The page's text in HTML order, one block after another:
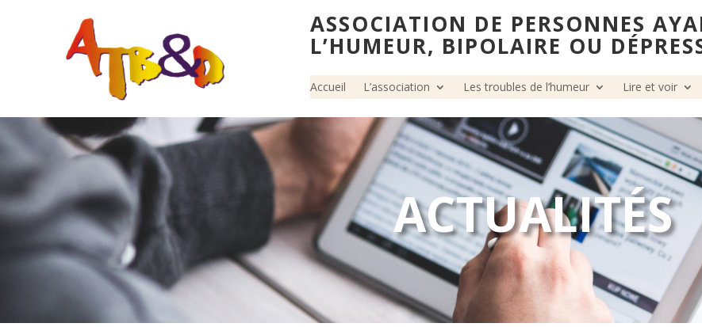
ASSOCIATION DE PERSONNES
L’HUMEUR, BIPOLAIRE OU
Accueil L’association Les troubles de l’humeur Lire et voir
ACTUALITÉS